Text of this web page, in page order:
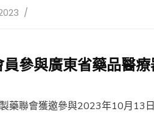
參與廣東省藥品醫
藥聯會獲邀參與2023年10月13